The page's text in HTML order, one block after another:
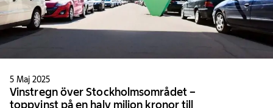
5 Maj 2025
Vinstregn över Stockholmsområdet –
toppvinst på en halv miljon kronor till